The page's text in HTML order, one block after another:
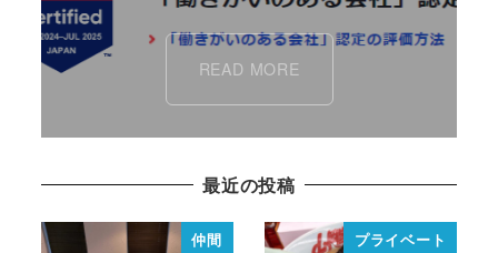
READ MORE
最近の投稿
仲間 プライベート